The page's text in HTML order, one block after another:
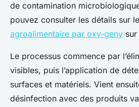
de contamination
pouvez consulter les détails sur le
agroalimentaire par oxy-geny
Le processus commence par
visibles, puis l’application de
surfaces et matériels. Vient
désinfection avec des produits